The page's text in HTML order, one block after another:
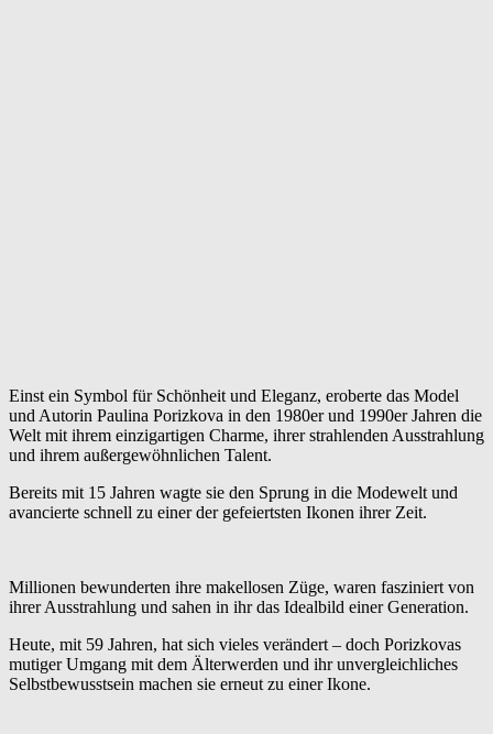
Einst ein Symbol für Schönheit und Eleganz, eroberte das Model
und Autorin Paulina Porizkova in den 1980er und 1990er Jahren die
Welt mit ihrem einzigartigen Charme, ihrer strahlenden Ausstrahlung
und ihrem außergewöhnlichen Talent.
Bereits mit 15 Jahren wagte sie den Sprung in die Modewelt und
avancierte schnell zu einer der gefeiertsten Ikonen ihrer Zeit.
Millionen bewunderten ihre makellosen Züge, waren fasziniert von
ihrer Ausstrahlung und sahen in ihr das Idealbild einer Generation.
Heute, mit 59 Jahren, hat sich vieles verändert – doch Porizkovas
mutiger Umgang mit dem Älterwerden und ihr unvergleichliches
Selbstbewusstsein machen sie erneut zu einer Ikone.